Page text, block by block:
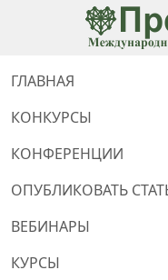
ГЛАВНАЯ
КОНКУРСЫ
КОНФЕРЕНЦИИ
ОПУБЛИКОВАТЬ
ВЕБИНАРЫ
КУРСЫ